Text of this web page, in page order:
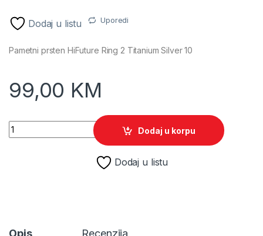
Dodaj u listu Uporedi
Pametni prsten HiFuture Ring 2 Titanium Silver 10
99,00 KM
Pametni prsten HiFuture Ring 2 Titanium Silver 10 quantity
Dodaj u korpu
Dodaj u listu
Opis Recenzija